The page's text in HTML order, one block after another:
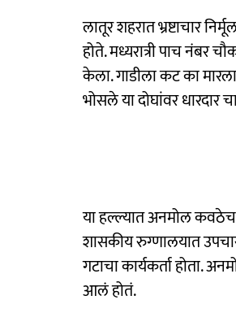
लातूर शहरात भ्रष्टाचार
होते. मध्यरात्री पाच नंबर
केला. गाडीला कट का
भोसले या दोघांवर
या हल्ल्यात अनमोल
शासकीय रुग्णालयात
गटाचा कार्यकर्ता होता.
आलं होतं.